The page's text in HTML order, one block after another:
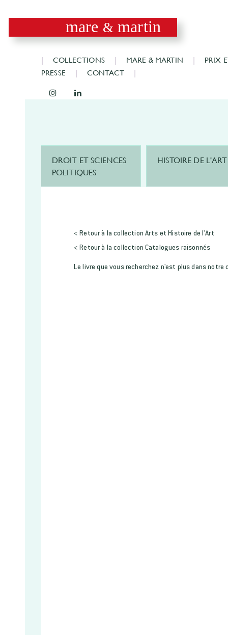
mare & martin
COLLECTIONS MARE & MARTIN
PRIX
PRESSE
CONTACT
DROIT ET SCIENCES
POLITIQUES
HISTOIRE DE L'ART
< Retour à la collection Arts et Histoire de l'Art
< Retour à la collection Catalogues raisonnés
Le livre que vous recherchez n'est plus dans notre